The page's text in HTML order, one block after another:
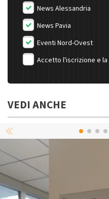
News Alessandria
News Pavia
Eventi Nord-Ovest
Accetto l'iscrizione e la
VEDI ANCHE